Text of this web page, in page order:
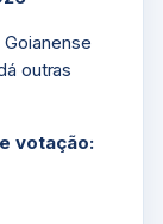
outras
votação: